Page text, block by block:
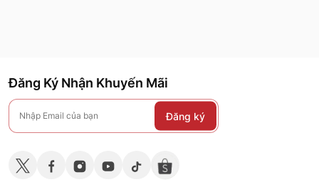
Đăng Ký Nhận Khuyến Mãi
Đăng ký